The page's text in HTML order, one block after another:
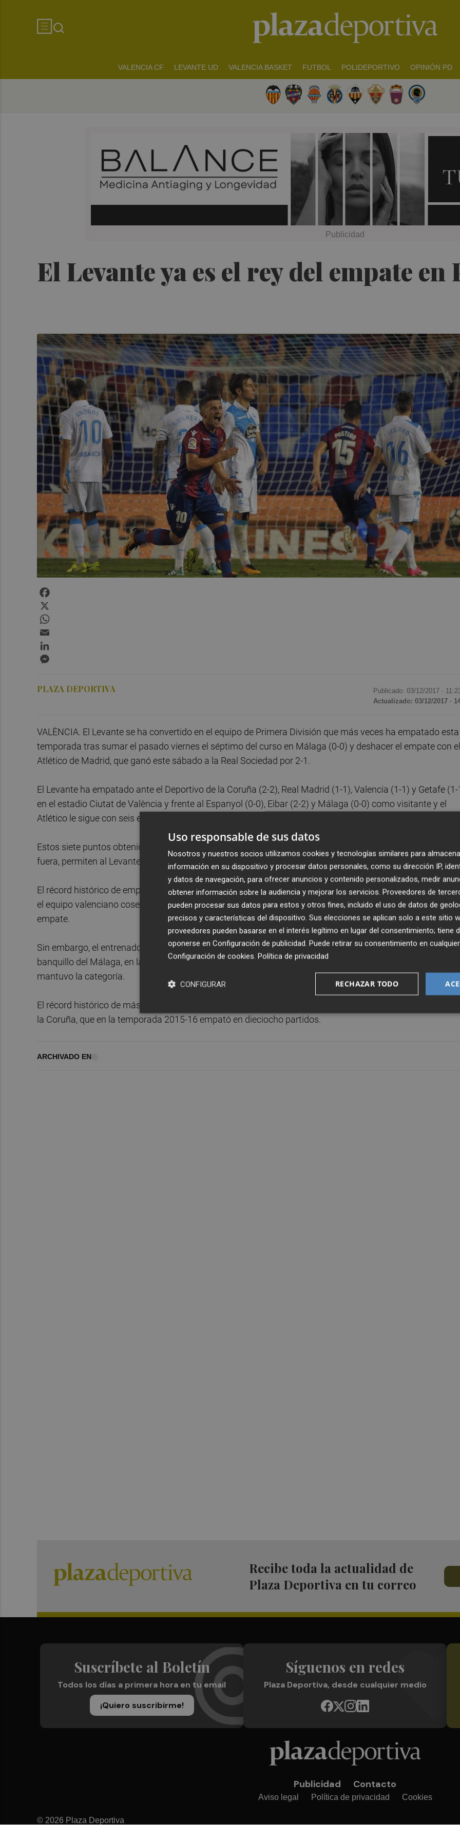
VALENCIA CF LEVANTE UD VALENCIA BASKET FUTBOL POLIDEPORTIVO OPINIÓN PD
El Levante ya es el rey del empate
PLAZA DEPORTIVA Publicado: 03/12/2017 ·
Actualizado: 03/12/2017 ·
VALÈNCIA. El Levante se ha convertido en el equipo de Primera División que más veces ha empatado esta
temporada tras sumar el pasado viernes el séptimo del curso en Málaga (0-0) y deshacer el empate con el
Atlético de Madrid, que ganó este sábado a la Real Sociedad por 2-1.
El Levante ha empatado ante el Deportivo de la Coruña (2-2), Real Madrid (1-1), Valencia (1-1) y Getafe (1-
en el estadio Ciutat de València y frente al Espanyol (0-0), Eibar (2-2) y Málaga (0-0) como visitante y el
Atlético le sigue con seis empates en esta particular clasificación.
Estos siete puntos obtenidos gracias a los empates unidos a las tres victorias logradas, dos en casa y una
fuera, permiten al Levante estar situado en una cómoda situación con 16 puntos en la décimo cuarta
El récord histórico de empates en una misma temporada en Primera división es del curso 2013-14, en la
el equipo valenciano cosechó 12 igualadas y hasta en otras tres temporadas alcanzó los diez partidos
empate.
Sin embargo, el entrenador Juan Ramón López Muñiz tiene un récord personal todavía mayor, pues en el
banquillo del Málaga, en la temporada 2009-10 en Primera división, consiguió hasta dieciséis empates y
mantuvo la categoría.
El récord histórico de más empates en una misma temporada en Primera división pertenece al Deportivo
la Coruña, que en la temporada 2015-16 empató en dieciocho partidos.
ARCHIVADO EN
Recibe toda la actualidad de
Plaza Deportiva en tu correo
Suscríbete al Boletín
Todos los días a primera hora en tu email
¡Quiero suscribirme!
Síguenos en redes
Plaza Deportiva, desde cualquier medio
Publicidad Contacto
Aviso legal Política de privacidad Cookies
© 2026 Plaza Deportiva
Uso responsable de sus datos
Nosotros y nuestros socios utilizamos cookies y tecnologías similares para
información en su dispositivo y procesar datos personales, como su dirección IP,
y datos de navegación, para ofrecer anuncios y contenido personalizados, medir
obtener información sobre la audiencia y mejorar los servicios. Proveedores de
pueden procesar sus datos para estos y otros fines, incluido el uso de datos de
precisos y características del dispositivo. Sus elecciones se aplican solo a este sitio
proveedores pueden basarse en el interés legítimo en lugar del consentimiento; tiene
oponerse en Configuración de publicidad. Puede retirar su consentimiento en
Configuración de cookies. Política de privacidad
RECHAZAR TODO
CONFIGURAR